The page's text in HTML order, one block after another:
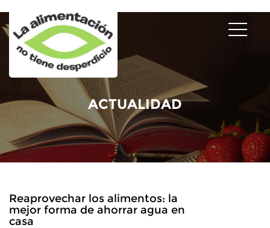
ACTUALIDAD
Reaprovechar los alimentos: la
mejor forma de ahorrar agua en
casa